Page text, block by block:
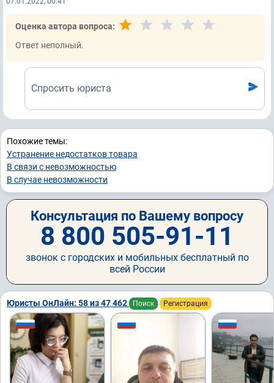
Оценка автора вопроса:
Ответ неполный.
Спросить юриста
Похожие темы:
Устранение недостатков товара
В связи с невозможностью
В случае невозможности
Консультация по Вашему вопросу
8 800 505-91-11
звонок с городских и мобильных бесплатный по
всей России
Юристы ОнЛайн: 58 из 47 462 Поиск Регистрация